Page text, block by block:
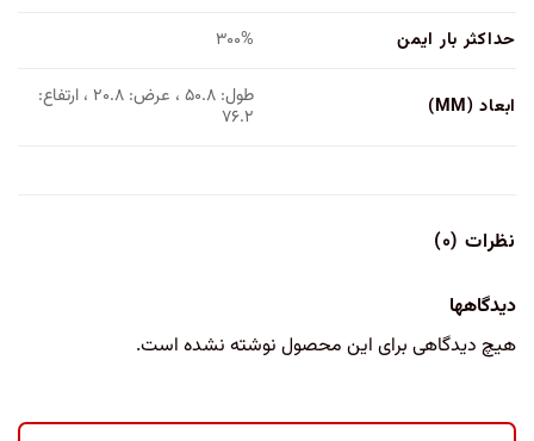
حداکثر بار ایمن ۳۰۰%
ابعاد (MM) طول: ۵۰.۸ ، عرض: ۲۰.۸ ، ارتفاع:
۷۶.۲
نظرات (۰)
دیدگاهها
هیچ دیدگاهی برای این محصول نوشته نشده است.